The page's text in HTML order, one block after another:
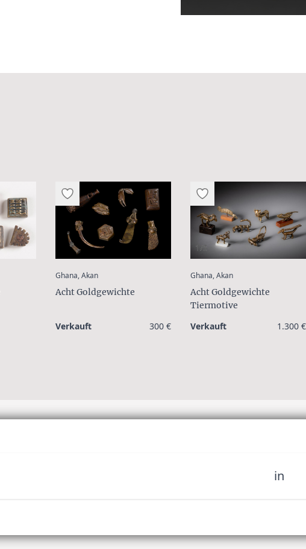
Ghana, Akan:
Acht Goldgewichte
Verkauft 300 €
1/5
Ghana, Akan:
Acht Goldgewichte
Tiermotive
Verkauft 1.300 €
in